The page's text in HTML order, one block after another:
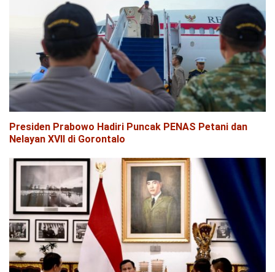
Presiden Prabowo Hadiri Puncak PENAS Petani dan
Nelayan XVII di Gorontalo